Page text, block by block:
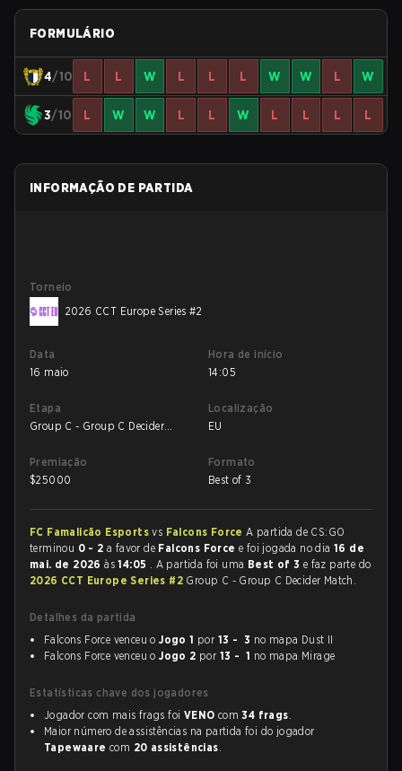
FORMULÁRIO
4/10 L L W L L L W W L W
3/10 L W W L L W L L L L
INFORMAÇÃO DE PARTIDA
Torneio
2026 CCT Europe Series #2
Data
16 maio
Hora de início
14:05
Etapa
Group C - Group C Decider
Localização
EU
Premiação
$25000
Formato
Best of 3
FC Famalicão Esportsvs Falcons ForceA partida de CS:GO
terminou 0 - 2 a favor de Falcons Forcee foi jogada no dia16 de
mai. de 2026às14:05 . A partida foi uma Best of 3 e faz parte do
2026 CCT Europe Series #2 Group C - Group C Decider Match.
Detalhes da partida
Falcons Force venceu oJogo 1 por 13 - 3 no mapa Dust II
Falcons Force venceu oJogo 2 por 13 - 1 no mapa Mirage
Estatísticas chave dos jogadores
Jogador com mais frags foi VENO com34 frags.
Maior número de assistências na partida foi do jogador
Tapewaare com 20 assistências.